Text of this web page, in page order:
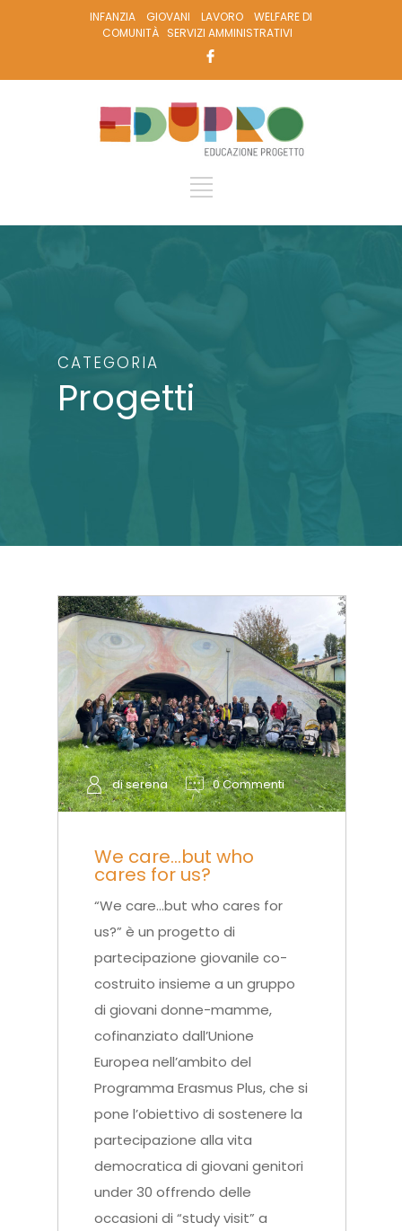
INFANZIA GIOVANI LAVORO
WELFARE DI
COMUNITÀ
SERVIZI AMMINISTRATIVI
CATEGORIA
Progetti
di serena 0 Commenti
We care…but who
cares for us?
“We care…but who cares for
us?” è un progetto di
partecipazione giovanile co-
costruito insieme a un gruppo
di giovani donne-mamme,
cofinanziato dall’Unione
Europea nell’ambito del
Programma Erasmus Plus, che si
pone l’obiettivo di sostenere la
partecipazione alla vita
democratica di giovani genitori
under 30 offrendo delle
occasioni di “study visit” a